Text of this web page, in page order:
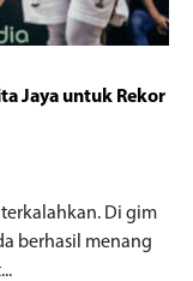
Jaya untuk Rekor
Di gim
berhasil menang